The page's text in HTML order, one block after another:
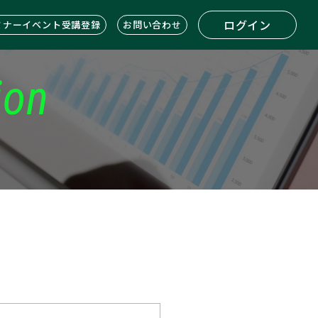
ナーイベント受講登録 お問い合わせ ログイン